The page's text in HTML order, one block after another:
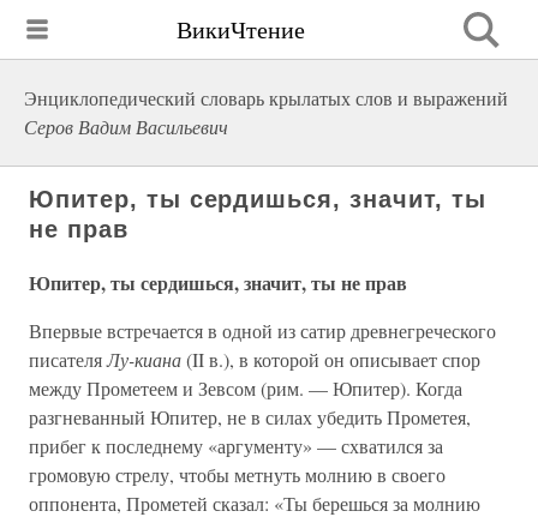
ВикиЧтение
Энциклопедический словарь крылатых слов и выражений
Серов Вадим Васильевич
Юпитер, ты сердишься, значит, ты
не прав
Юпитер, ты сердишься, значит, ты не прав
Впервые встречается в одной из сатир древнегреческого
писателяЛу-киана(II в.), в которой он описывает спор
между Прометеем и Зевсом (рим. — Юпитер). Когда
разгневанный Юпитер, не в силах убедить Прометея,
прибег к последнему «аргументу» — схватился за
громовую стрелу, чтобы метнуть молнию в своего
оппонента, Прометей сказал: «Ты берешься за молнию